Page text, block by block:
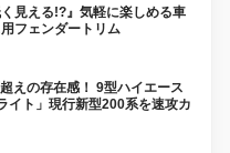
く見える!?』気軽に楽しめる車
フェンダートリム
えの存在感！ 9型ハイエース
イト」現行新型200系を速攻カ